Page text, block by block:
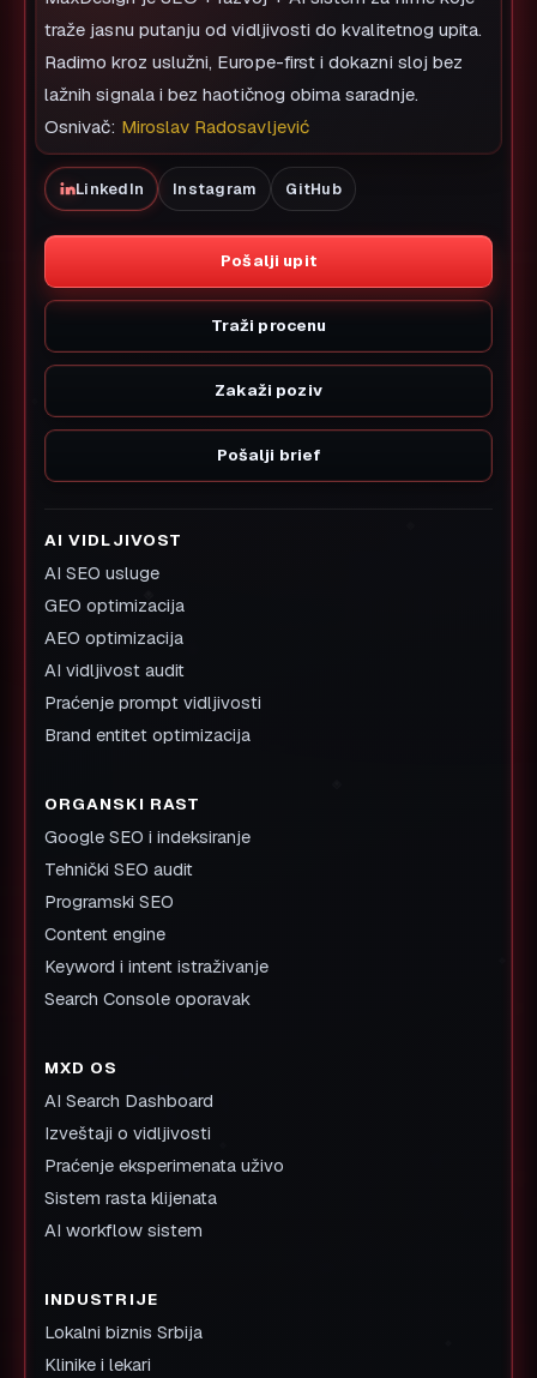
traže jasnu putanju od vidljivosti do kvalitetnog upita.
Radimo kroz uslužni, Europe-first i dokazni sloj bez
lažnih signala i bez haotičnog obima saradnje.
Osnivač: Miroslav Radosavljević
LinkedIn Instagram GitHub
Pošalji upit
Traži procenu
Zakaži poziv
Pošalji brief
AI VIDLJIVOST
AI SEO usluge
GEO optimizacija
AEO optimizacija
AI vidljivost audit
Praćenje prompt vidljivosti
Brand entitet optimizacija
ORGANSKI RAST
Google SEO i indeksiranje
Tehnički SEO audit
Programski SEO
Content engine
Keyword i intent istraživanje
Search Console oporavak
MXD OS
AI Search Dashboard
Izveštaji o vidljivosti
Praćenje eksperimenata uživo
Sistem rasta klijenata
AI workflow sistem
INDUSTRIJE
Lokalni biznis Srbija
Klinike i lekari